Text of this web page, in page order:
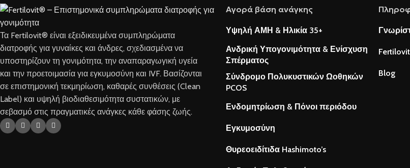
Τα Fertilovit® είναι εξειδικευμένα συμπληρώματα
διατροφής για γυναίκες και άνδρες, σχεδιασμένα να
υποστηρίζουν τη γονιμότητα, την αναπαραγωγική υγεία
και την προετοιμασία για εγκυμοσύνη και IVF. Βασίζονται
σε επιστημονική τεκμηρίωση, καθαρές συνθέσεις (Clean
Label) και υψηλή βιοδιαθεσιμότητα συστατικών, με
σεβασμό στις πραγματικές ανάγκες κάθε φάσης ζωής.
Αγορά βάση ανάγκης
Υψηλή ΑΜΗ & Ηλικία 35+
Ανδρική Υπογονιμότητα & Ενίσχυση
Σπέρματος
Σύνδρομο Πολυκυστικών Ωοθηκών
PCOS
Ενδομητρίωση & Πόνοι περιόδου
Εγκυμοσύνη
Θυρεοειδίτιδα Hashimoto’s
Blog